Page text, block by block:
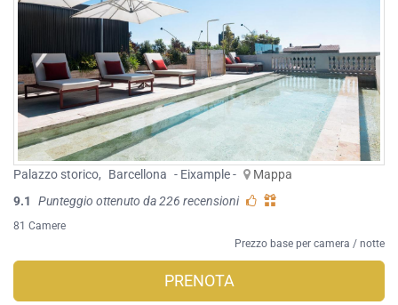
Palazzo storico, Barcellona - Eixample -
Mappa
9.1
Punteggio ottenuto da 226 recensioni
81 Camere
Prezzo base per camera / notte
PRENOTA